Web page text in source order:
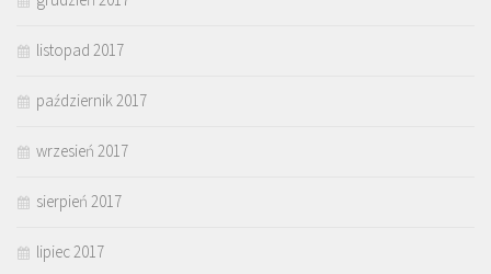
listopad 2017
październik 2017
wrzesień 2017
sierpień 2017
lipiec 2017